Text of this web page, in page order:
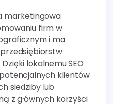
marketingowa
firm w
i ma
lokalnemu SEO
klientów
siedziby lub
z głównych korzyści